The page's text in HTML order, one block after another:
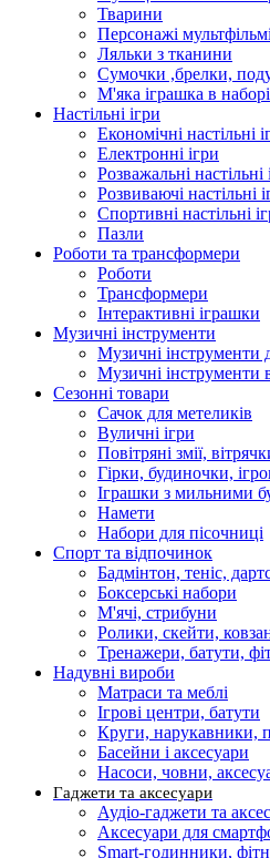
Тварини
Персонажі
Ляльки з тканини
Сумочки ,брелки,
М'яка іграшка в наборі
Настільні ігри
Економічні настільні
Електронні ігри
Розважальні настільні
Розвиваючі настільні
Спортивні настільні
Пазли
Роботи та трансформери
Роботи
Трансформери
Інтерактивні іграшки
Музичні інструменти
Музичні інструменти
Музичні інструменти
Сезонні товари
Сачок для метеликів
Вуличні ігри
Повітряні змії,
Гірки, будиночки,
Іграшки з мильними
Намети
Набори для пісочниці
Спорт та відпочинок
Бадмінтон, теніс,
Боксерські набори
М'ячі, стрибуни
Ролики, скейти,
Тренажери, батути,
Надувні вироби
Матраси та меблі
Ігрові центри, батути
Круги, нарукавники,
Басейни і аксесуари
Насоси, човни,
Гаджети та аксесуари
Аудіо-гаджети та
Аксесуари для
Smart-годинники,